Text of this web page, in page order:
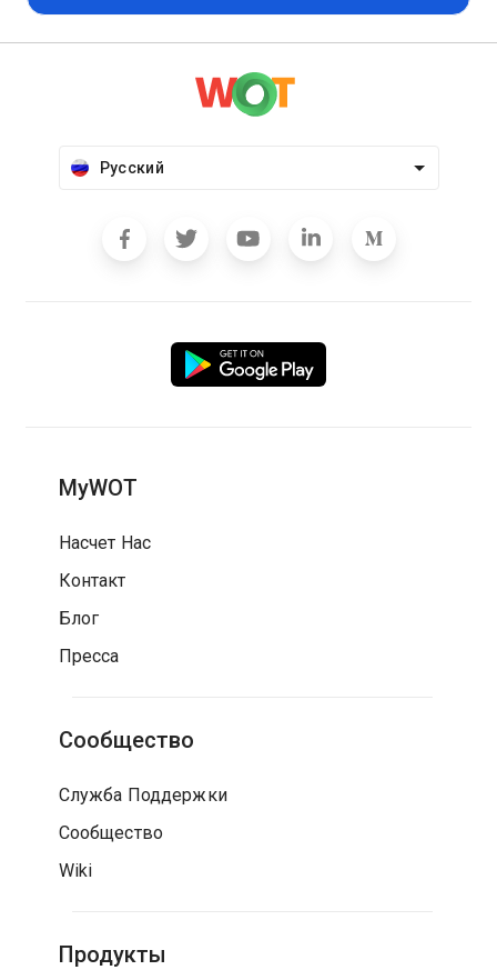
Русский
MyWOT
Насчет Нас
Контакт
Блог
Пресса
Сообщество
Служба Поддержки
Сообщество
Wiki
Продукты